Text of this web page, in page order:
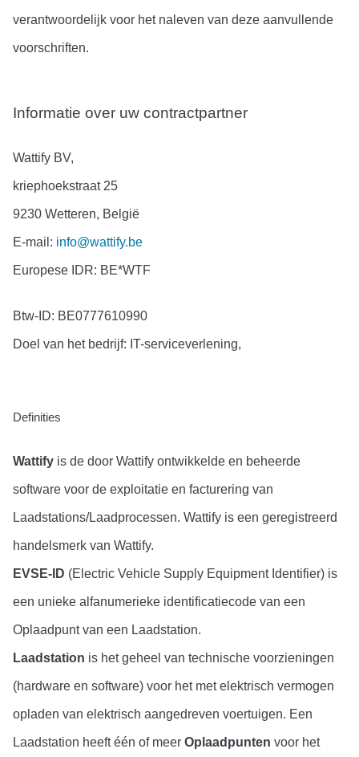
verantwoordelijk voor het naleven van deze aanvullende
voorschriften.
Informatie over uw contractpartner
Wattify BV,
kriephoekstraat 25
9230 Wetteren, België
E-mail: info@wattify.be
Europese IDR: BE*WTF
Btw-ID: BE0777610990
Doel van het bedrijf: IT-serviceverlening,
Definities
Wattify is de door Wattify ontwikkelde en beheerde
software voor de exploitatie en facturering van
Laadstations/Laadprocessen. Wattify is een geregistreerd
handelsmerk van Wattify.
EVSE-ID (Electric Vehicle Supply Equipment Identifier) is
een unieke alfanumerieke identificatiecode van een
Oplaadpunt van een Laadstation.
Laadstation is het geheel van technische voorzieningen
(hardware en software) voor het met elektrisch vermogen
opladen van elektrisch aangedreven voertuigen. Een
Laadstation heeft één of meer Oplaadpunten voor het